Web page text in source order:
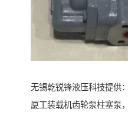
无锡乾锐锋液压科技提供：
厦工装载机齿轮泵柱塞泵